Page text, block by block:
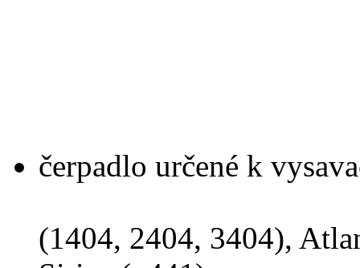
čerpadlo určené k
(1404, 2404, 3404),